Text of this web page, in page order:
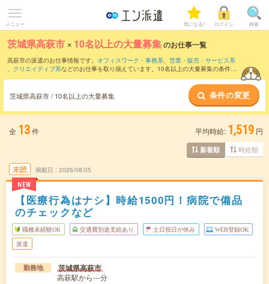
メニュー 気になる! ログイン 検索
茨城県高萩市 × 10名以上の大量募集のお仕事一覧
高萩市の派遣のお仕事情報です。 オフィスワーク・事務系、 営業・販売・サービス系
、 クリエイティブ系などのお仕事を取り揃えています。10名以上の大量募集の条件の
茨城県高萩市 / 10名以上の大量募集 条件の変更
全 13件 平均時給: 1,519 円
新着順 時給順
未読
NEW
掲載日 2026/08/05
【医療行為はナシ】時給1500円！病院で備品
のチェックなど
職種未経験OK 交通費別途支給あり 土日祝日が休み WEB登録OK
派遣
勤務地 茨城県高萩市
高萩駅から---分